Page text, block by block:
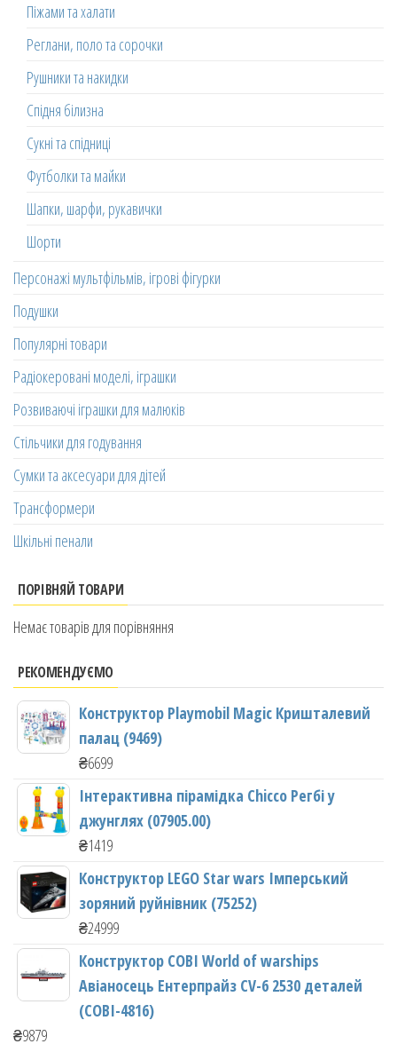
Піжами та халати
Реглани, поло та сорочки
Рушники та накидки
Спідня білизна
Сукні та спідниці
Футболки та майки
Шапки, шарфи, рукавички
Шорти
Персонажі мультфільмів, ігрові фігурки
Подушки
Популярні товари
Радіокеровані моделі, іграшки
Розвиваючі іграшки для малюків
Стільчики для годування
Сумки та аксесуари для дітей
Трансформери
Шкільні пенали
ПОРІВНЯЙ ТОВАРИ
Немає товарів для порівняння
РЕКОМЕНДУЄМО
Конструктор Playmobil Magic Кришталевий
палац (9469)
₴6699
Інтерактивна пірамідка Chicco Регбі у
джунглях (07905.00)
₴1419
Конструктор LEGO Star wars Імперський
зоряний руйнівник (75252)
₴24999
Конструктор COBI World of warships
Авіаносець Ентерпрайз CV-6 2530 деталей
(COBI-4816)
₴9879